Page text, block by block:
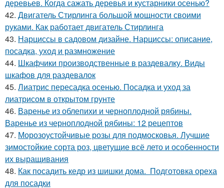
деревьев. Когда сажать деревья и кустарники осенью?
42. Двигатель Стирлинга большой мощности своими
руками. Как работает двигатель Стирлинга
43. Нарциссы в садовом дизайне. Нарциссы: описание,
посадка, уход и размножение
44. Шкафчики производственные в раздевалку. Виды
шкафов для раздевалок
45. Лиатрис пересадка осенью. Посадка и уход за
лиатрисом в открытом грунте
46. Варенье из облепихи и черноплодной рябины.
Варенье из черноплодной рябины: 12 рецептов
47. Морозоустойчивые розы для подмосковья. Лучшие
зимостойкие сорта роз, цветущие всё лето и особенности
их выращивания
48. Как посадить кедр из шишки дома. Подготовка ореха
для посадки